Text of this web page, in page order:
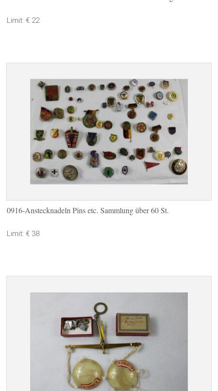
Limit: € 22
0916-Anstecknadeln Pins etc. Sammlung über 60 St.
Limit: € 38